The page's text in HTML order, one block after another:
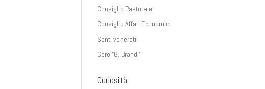
Consiglio Pastorale
Consiglio Affari Economici
Santi venerati
Coro “G. Brandi”
Curiosità